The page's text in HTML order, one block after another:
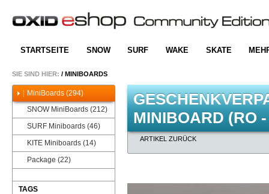
STARTSEITE SNOW SURF WAKE SKATE
SIE SIND HIER: / MINIBOARDS
MiniBoards (294)
SNOW MiniBoards (212)
SURF Miniboards (46)
KITE Miniboards (14)
Package (22)
TAGS
MINIBOARD (RO
ARTIKEL ZURÜCK